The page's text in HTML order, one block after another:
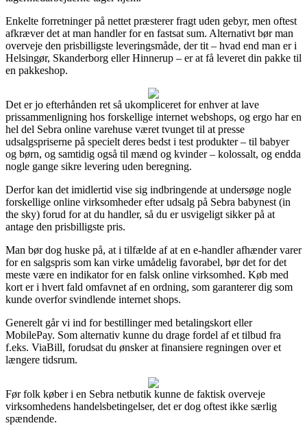
Enkelte forretninger på nettet præsterer fragt uden gebyr, men oftest
afkræver det at man handler for en fastsat sum. Alternativt bør man
overveje den prisbilligste leveringsmåde, der tit – hvad end man er i
Helsingør, Skanderborg eller Hinnerup – er at få leveret din pakke til
en pakkeshop.
Det er jo efterhånden ret så ukompliceret for enhver at lave
prissammenligning hos forskellige internet webshops, og ergo har en
hel del Sebra online varehuse været tvunget til at presse
udsalgspriserne på specielt deres bedst i test produkter – til babyer
og børn, og samtidig også til mænd og kvinder – kolossalt, og endda
nogle gange sikre levering uden beregning.
Derfor kan det imidlertid vise sig indbringende at undersøge nogle
forskellige online virksomheder efter udsalg på Sebra babynest (in
the sky) forud for at du handler, så du er usvigeligt sikker på at
antage den prisbilligste pris.
Man bør dog huske på, at i tilfælde af at en e-handler afhænder varer
for en salgspris som kan virke umådelig favorabel, bør det for det
meste være en indikator for en falsk online virksomhed. Køb med
kort er i hvert fald omfavnet af en ordning, som garanterer dig som
kunde overfor svindlende internet shops.
Generelt går vi ind for bestillinger med betalingskort eller
MobilePay. Som alternativ kunne du drage fordel af et tilbud fra
f.eks. ViaBill, forudsat du ønsker at finansiere regningen over et
længere tidsrum.
Før folk køber i en Sebra netbutik kunne de faktisk overveje
virksomhedens handelsbetingelser, det er dog oftest ikke særlig
spændende.